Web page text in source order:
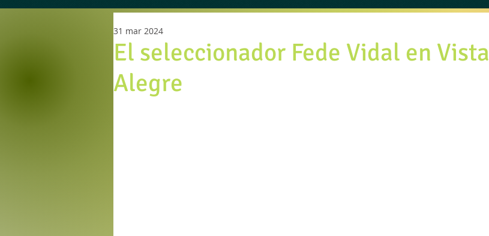
El seleccionador Fede Vidal en Vista
Alegre
31 mar 2024